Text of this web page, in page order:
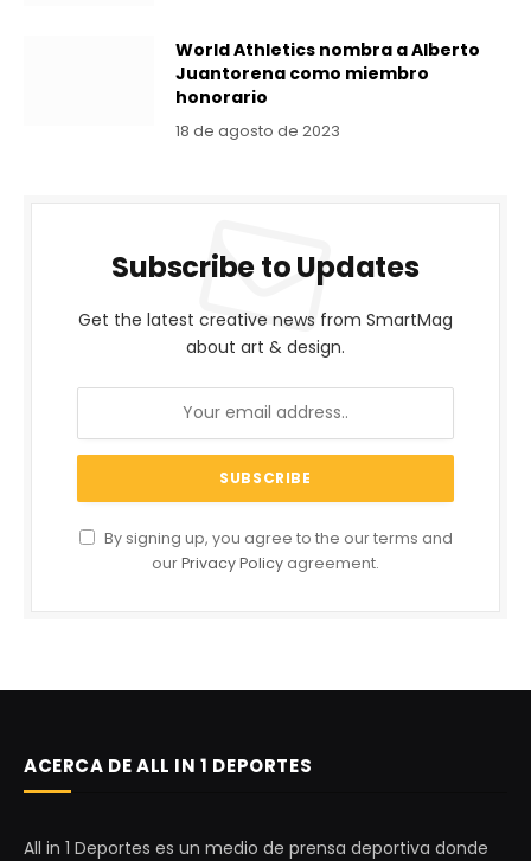
World Athletics nombra a Alberto
Juantorena como miembro
honorario
18 de agosto de 2023
Subscribe to Updates
Get the latest creative news from SmartMag
about art & design.
By signing up, you agree to the our terms and
ourPrivacy Policy agreement.
ACERCA DE ALL IN 1 DEPORTES
All in 1 Deportes es un medio de prensa deportiva donde